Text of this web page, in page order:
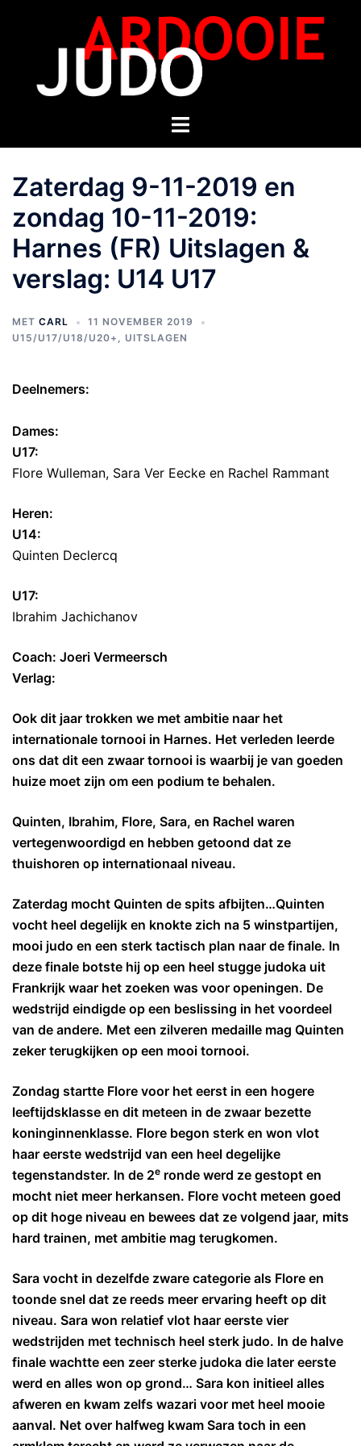
Zaterdag 9-11-2019 en
zondag 10-11-2019:
Harnes (FR) Uitslagen &
verslag: U14 U17
MET CARL
11 NOVEMBER 2019
U15/U17/U18/U20+ , UITSLAGEN
Deelnemers:
Dames:
U17:
Flore Wulleman, Sara Ver Eecke en Rachel Rammant
Heren:
U14:
Quinten Declercq
U17:
Ibrahim Jachichanov
Coach: Joeri Vermeersch
Verlag:
Ook dit jaar trokken we met ambitie naar het
internationale tornooi in Harnes. Het verleden leerde
ons dat dit een zwaar tornooi is waarbij je van goeden
huize moet zijn om een podium te behalen.
Quinten, Ibrahim, Flore, Sara, en Rachel waren
vertegenwoordigd en hebben getoond dat ze
thuishoren op internationaal niveau.
Zaterdag mocht Quinten de spits afbijten…Quinten
vocht heel degelijk en knokte zich na 5 winstpartijen,
mooi judo en een sterk tactisch plan naar de finale. In
deze finale botste hij op een heel stugge judoka uit
Frankrijk waar het zoeken was voor openingen. De
wedstrijd eindigde op een beslissing in het voordeel
van de andere. Met een zilveren medaille mag Quinten
zeker terugkijken op een mooi tornooi.
Zondag startte Flore voor het eerst in een hogere
leeftijdsklasse en dit meteen in de zwaar bezette
koninginnenklasse. Flore begon sterk en won vlot
haar eerste wedstrijd van een heel degelijke
tegenstandster. In de 2e ronde werd ze gestopt en
mocht niet meer herkansen. Flore vocht meteen goed
op dit hoge niveau en bewees dat ze volgend jaar, mits
hard trainen, met ambitie mag terugkomen.
Sara vocht in dezelfde zware categorie als Flore en
toonde snel dat ze reeds meer ervaring heeft op dit
niveau. Sara won relatief vlot haar eerste vier
wedstrijden met technisch heel sterk judo. In de halve
finale wachtte een zeer sterke judoka die later eerste
werd en alles won op grond… Sara kon initieel alles
afweren en kwam zelfs wazari voor met heel mooie
aanval. Net over halfweg kwam Sara toch in een